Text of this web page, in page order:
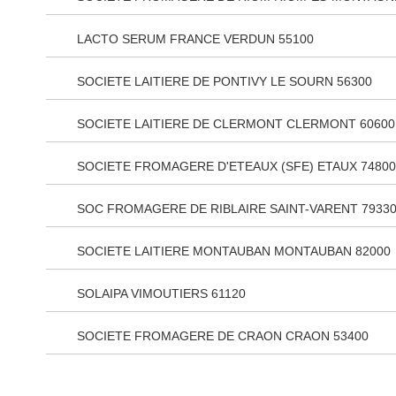
LACTO SERUM FRANCE VERDUN 55100
SOCIETE LAITIERE DE PONTIVY LE SOURN 56300
SOCIETE LAITIERE DE CLERMONT CLERMONT 60600
SOCIETE FROMAGERE D'ETEAUX (SFE) ETAUX 74800
SOC FROMAGERE DE RIBLAIRE SAINT-VARENT 79330
SOCIETE LAITIERE MONTAUBAN MONTAUBAN 82000
SOLAIPA VIMOUTIERS 61120
SOCIETE FROMAGERE DE CRAON CRAON 53400